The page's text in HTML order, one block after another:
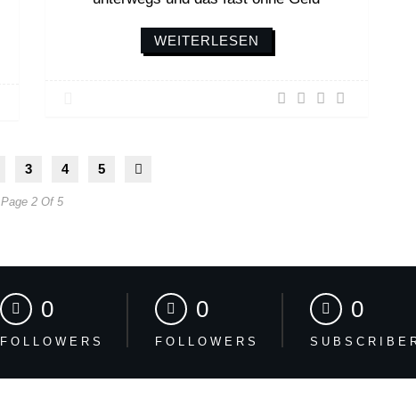
WEITERLESEN
3 4 5
Page 2 Of 5
0
FOLLOWERS
0
FOLLOWERS
0